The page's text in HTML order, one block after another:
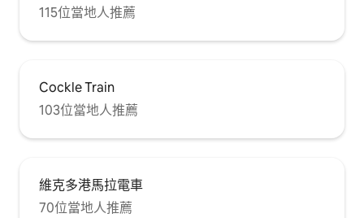
115位當地人推薦
Cockle Train
103位當地人推薦
維克多港馬拉電車
70位當地人推薦